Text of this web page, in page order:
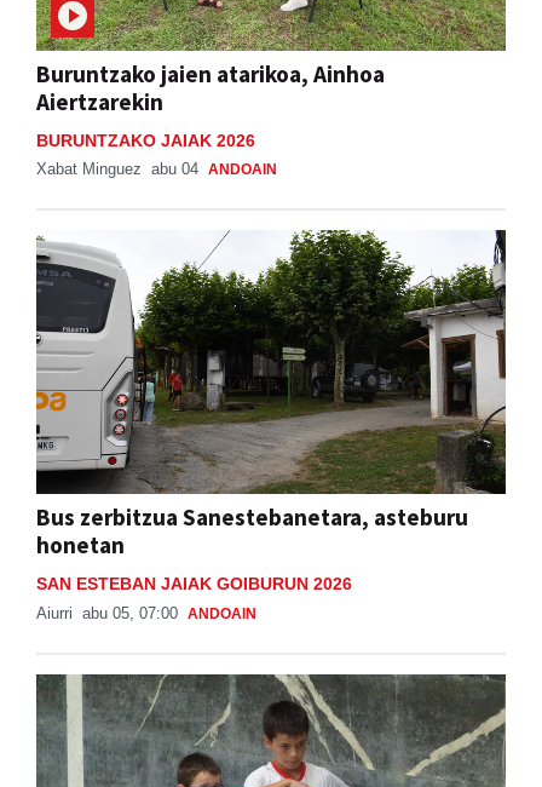
Buruntzako jaien atarikoa, Ainhoa
Aiertzarekin
BURUNTZAKO JAIAK 2026
Xabat Minguez abu 04 ANDOAIN
Bus zerbitzua Sanestebanetara, asteburu
honetan
SAN ESTEBAN JAIAK GOIBURUN 2026
Aiurri abu 05, 07:00 ANDOAIN